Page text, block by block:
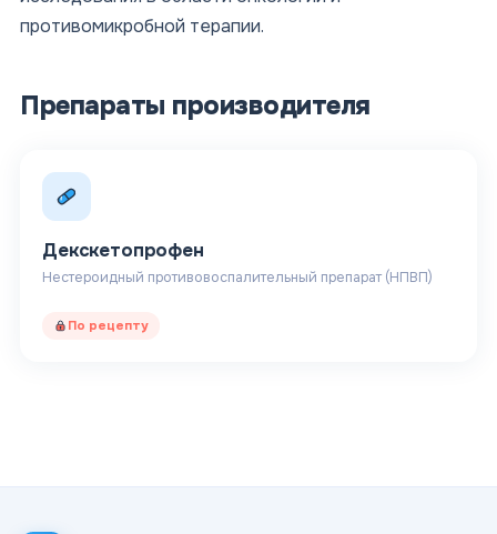
противомикробной терапии.
Препараты производителя
Декскетопрофен
Нестероидный противовоспалительный препарат (НПВП)
По рецепту